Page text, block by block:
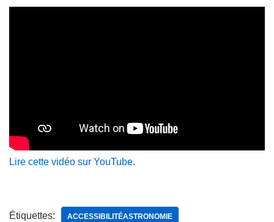
Lire cette vidéo sur YouTube.
Étiquettes: ACCESSIBILITÉASTRONOMIE